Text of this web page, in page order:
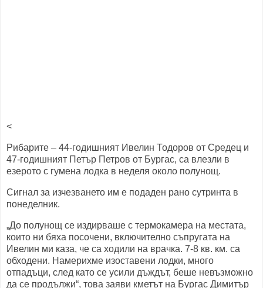
<
Рибарите – 44-годишният Ивелин Тодоров от Средец и
47-годишният Петър Петров от Бургас, са влезли в
езерото с гумена лодка в неделя около полунощ.
Сигнал за изчезването им е подаден рано сутринта в
понеделник.
„До полунощ се издирваше с термокамера на местата,
които ни бяха посочени, включително съпругата на
Ивелин ми каза, че са ходили на врачка. 7-8 кв. км. са
обходени. Намерихме изоставени лодки, много
отпадъци, след като се усили дъждът, беше невъзможно
да се продължи“, това заяви кметът на Бургас Димитър